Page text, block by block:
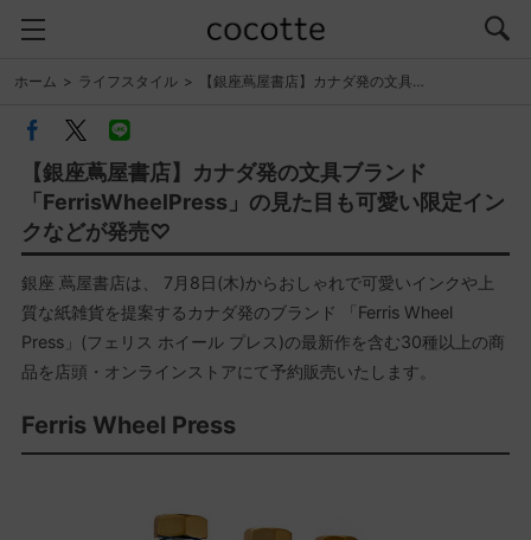
ホーム ライフスタイル 【銀座蔦屋書店】カナダ発の文具…
【銀座蔦屋書店】カナダ発の文具ブランド
「FerrisWheelPress」の見た目も可愛い限定イン
クなどが発売♡
銀座 蔦屋書店は、 7月8日(木)からおしゃれで可愛いインクや上
質な紙雑貨を提案するカナダ発のブランド 「Ferris Wheel
Press」(フェリス ホイール プレス)の最新作を含む30種以上の商
品を店頭・オンラインストアにて予約販売いたします。
Ferris Wheel Press